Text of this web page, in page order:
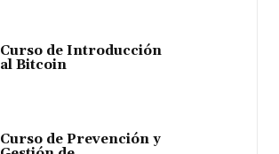
Curso de Introducción
al Bitcoin
Curso de Prevención y